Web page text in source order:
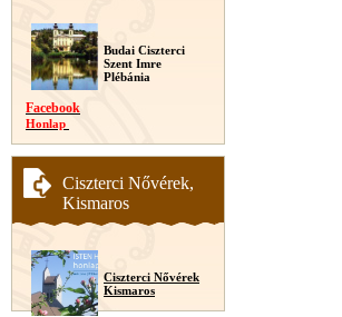
Budai Ciszterci
Szent Imre
Plébánia
Facebook
Honlap
Ciszterci Nővérek,
Kismaros
Ciszterci Nővérek
Kismaros